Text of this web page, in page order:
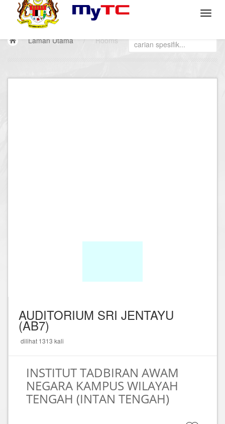
Laman Utama / Rooms
AUDITORIUM SRI JENTAYU
(AB7)
dilihat 1313 kali
INSTITUT TADBIRAN AWAM
NEGARA KAMPUS WILAYAH
TENGAH (INTAN TENGAH)